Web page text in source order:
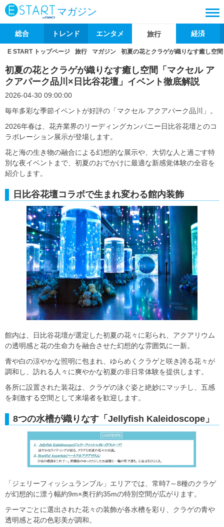
マガジン
総合 トレンド エンタメ 旅行 経済
E START トップページ 旅行 マガジン 初夏の花とクラゲが織りなす癒し空
初夏の花とクラゲが織りなす癒し空間「マクセル ア
クアパーク品川×日比谷花壇」イベント徹底解説
2026-04-30 09:00:00
毎年多彩な季節イベントが好評の「マクセル アクアパーク品川」。
2026年春は、花卉業界のリーディングカンパニー日比谷花壇とのコ
ラボレーション展示が登場します。
花と海の生き物の融合による幻想的な展示や、大切な人と過ごす特
別な夜イベントまで、初夏のおでかけに最適な新感覚体験の全容を
紹介します。
日比谷花壇コラボで生まれ変わる館内装飾
館内は、日比谷花壇が選定した初夏の花々に彩られ、アクアリウム
の透明感と花の生命力を融合させた幻想的な雰囲気に一新。
青や白の涼やかな照明に包まれ、ゆらめくクラゲと咲き誇る花々が
調和し、訪れる人々に爽やかな初夏の非日常体験を提供します。
各所に設置された装花は、クラゲの泳ぐ姿と絶妙にマッチし、五感
を刺激する空間として来場者を歓迎します。
8つの水槽が織りなす「Jellyfish Kaleidoscope」
「ジェリーフィッシュランブル」エリアでは、常時7～8種のクラゲ
が幻想的に漂う幅約9m×奥行約35mの特別空間が広がります。
テーマごとに選出された花々の装飾が各水槽を彩り、クラゲの青や
透明感と花の色彩美が調和。